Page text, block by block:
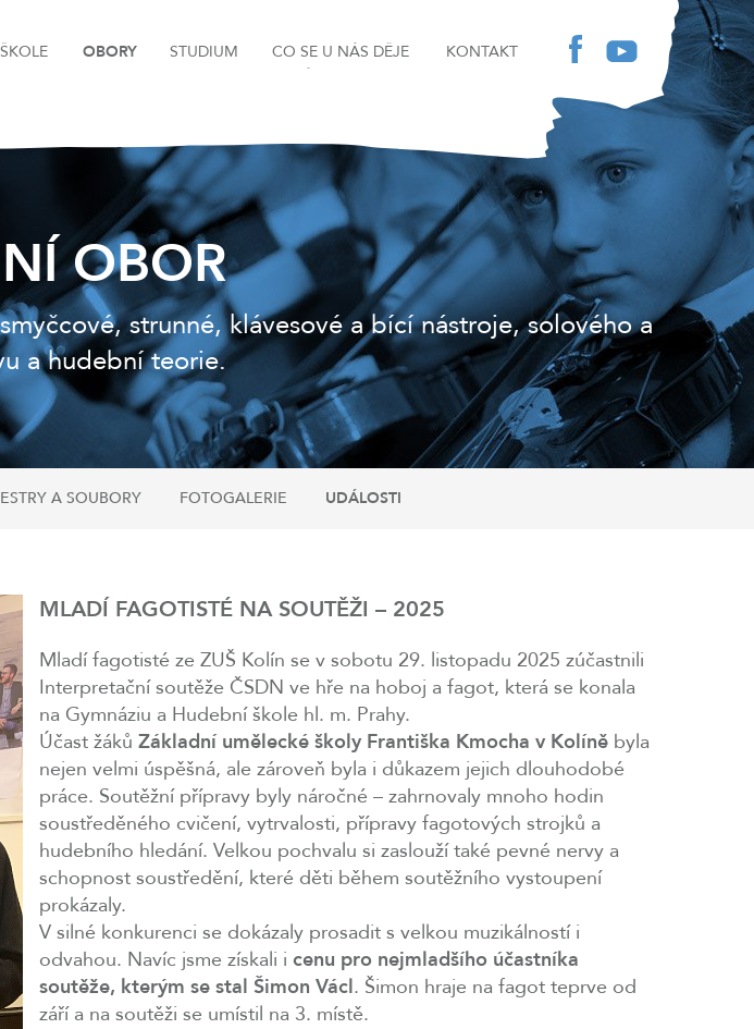
OBORY STUDIUM CO SE U NÁS DĚJE KONTAKT
OBOR
strunné, klávesové a bící nástroje, solového a
a hudební teorie.
A SOUBORY FOTOGALERIE UDÁLOSTI
MLADÍ FAGOTISTÉ NA SOUTĚŽI – 2025
Mladí fagotisté ze ZUŠ Kolín se v sobotu 29. listopadu 2025 zúčastnili
Interpretační soutěže ČSDN ve hře na hoboj a fagot, která se konala
na Gymnáziu a Hudební škole hl. m. Prahy.
Účast žáků Základní umělecké školy Františka Kmocha v Kolíně byla
nejen velmi úspěšná, ale zároveň byla i důkazem jejich dlouhodobé
práce. Soutěžní přípravy byly náročné – zahrnovaly mnoho hodin
soustředěného cvičení, vytrvalosti, přípravy fagotových strojků a
hudebního hledání. Velkou pochvalu si zaslouží také pevné nervy a
schopnost soustředění, které děti během soutěžního vystoupení
prokázaly.
V silné konkurenci se dokázaly prosadit s velkou muzikálností i
odvahou. Navíc jsme získali i cenu pro nejmladšího účastníka
soutěže, kterým se stal Šimon Václ. Šimon hraje na fagot teprve od
září a na soutěži se umístil na 3. místě.